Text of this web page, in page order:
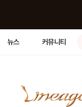
뉴스 커뮤니티